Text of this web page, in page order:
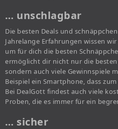
… unschlagbar
Die besten Deals und
Jahrelange Erfahrungen wissen
um für dich die besten
ermöglicht dir nicht nur die besten
sondern auch viele Gewinnspiele
Beispiel ein Smartphone, dass
Bei DealGott findest auch viele
Proben, die es immer für ein
… sicher